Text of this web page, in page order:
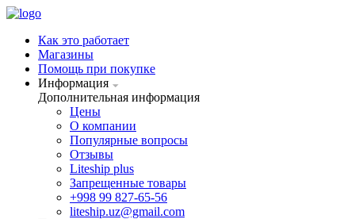
Как это работает
Магазины
Помощь при покупке
Информация
Дополнительная информация
Цены
О компании
Популярные вопросы
Отзывы
Liteship plus
Запрещенные товары
+998 99 827-65-56
liteship.uz@gmail.com